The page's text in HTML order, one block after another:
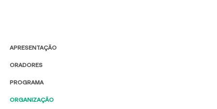
APRESENTAÇÃO
ORADORES
PROGRAMA
ORGANIZAÇÃO